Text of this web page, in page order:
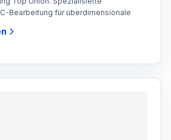
Bearbeitung für überdimensionale